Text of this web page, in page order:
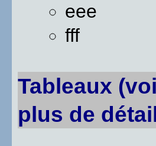
eee
fff
Tableaux
plus de